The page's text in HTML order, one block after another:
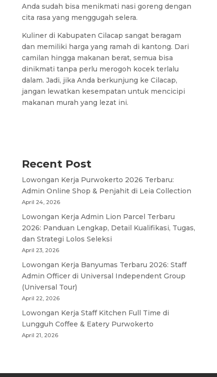
Anda sudah bisa menikmati nasi goreng dengan
cita rasa yang menggugah selera.
Kuliner di Kabupaten Cilacap sangat beragam
dan memiliki harga yang ramah di kantong. Dari
camilan hingga makanan berat, semua bisa
dinikmati tanpa perlu merogoh kocek terlalu
dalam. Jadi, jika Anda berkunjung ke Cilacap,
jangan lewatkan kesempatan untuk mencicipi
makanan murah yang lezat ini.
Recent Post
Lowongan Kerja Purwokerto 2026 Terbaru:
Admin Online Shop & Penjahit di Leia Collection
April 24, 2026
Lowongan Kerja Admin Lion Parcel Terbaru
2026: Panduan Lengkap, Detail Kualifikasi, Tugas,
dan Strategi Lolos Seleksi
April 23, 2026
Lowongan Kerja Banyumas Terbaru 2026: Staff
Admin Officer di Universal Independent Group
(Universal Tour)
April 22, 2026
Lowongan Kerja Staff Kitchen Full Time di
Lungguh Coffee & Eatery Purwokerto
April 21, 2026